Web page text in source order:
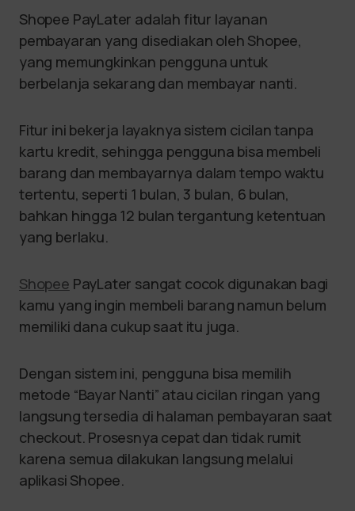
Shopee PayLater adalah fitur layanan
pembayaran yang disediakan oleh Shopee,
yang memungkinkan pengguna untuk
berbelanja sekarang dan membayar nanti.
Fitur ini bekerja layaknya sistem cicilan tanpa
kartu kredit, sehingga pengguna bisa membeli
barang dan membayarnya dalam tempo waktu
tertentu, seperti 1 bulan, 3 bulan, 6 bulan,
bahkan hingga 12 bulan tergantung ketentuan
yang berlaku.
Shopee PayLater sangat cocok digunakan bagi
kamu yang ingin membeli barang namun belum
memiliki dana cukup saat itu juga.
Dengan sistem ini, pengguna bisa memilih
metode “Bayar Nanti” atau cicilan ringan yang
langsung tersedia di halaman pembayaran saat
checkout. Prosesnya cepat dan tidak rumit
karena semua dilakukan langsung melalui
aplikasi Shopee.